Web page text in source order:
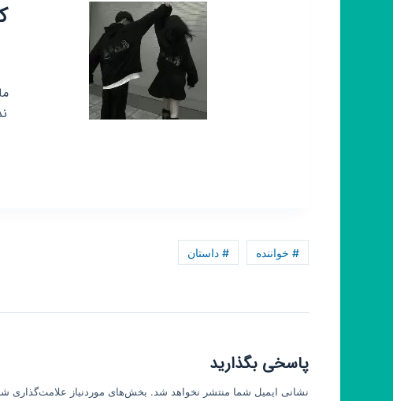
# خواننده # داستان
پاسخی بگذارید
نشانی ایمیل شما منتشر نخواهد شد. بخش‌های موردنیاز علامت‌گذاری